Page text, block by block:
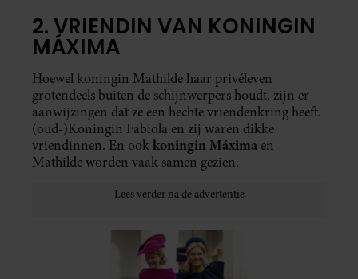
2. VRIENDIN VAN KONINGIN
MÁXIMA
Hoewel koningin Mathilde haar privéleven
grotendeels buiten de schijnwerpers houdt, zijn er
aanwijzingen dat ze een hechte vriendenkring heeft.
(oud-)Koningin Fabiola en zij waren dikke
vriendinnen. En ookkoningin Máxima en
Mathilde worden vaak samen gezien.